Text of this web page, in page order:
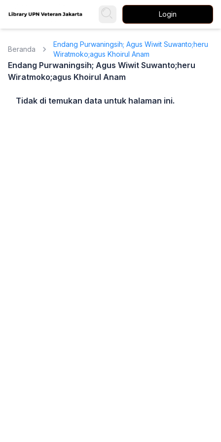
Login
Beranda
Endang Purwaningsih; Agus Wiwit Suwanto;heru
Wiratmoko;agus Khoirul Anam
Endang Purwaningsih; Agus Wiwit Suwanto;heru
Wiratmoko;agus Khoirul Anam
Tidak di temukan data untuk halaman ini.